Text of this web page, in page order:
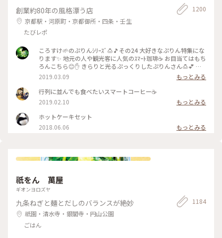
創業約80年の風格漂う店
京都駅・河原町・京都御所・四条・壬生
たびレポ
1200
ころすけ🌱のぷりんｼﾘｰｽﾞ🍮🎵その24 大好きなぷりん特集にな
ります✨ 地元の人や観光客に人気のｽﾏｰﾄ珈琲☕️ お目当てはもち
ろんこちら😊✋ きらりと光るぷっくりしたぷりんさん🍮💕 固
めで卵を感じる昔ながらのお味です😊ｶﾗﾒﾙｿｰｽはとても優しく
苦味がなくて美味しかった～(*´∀｀*)🎶 ｶﾞﾗｽのお皿もお店の
昭和ﾚﾄﾛな雰囲気にぴったり合っていました💓たまごｻﾝﾄﾞもﾎｯﾄ
ｹｰｷも美味しくて京都に来たらおすすめな喫茶店です🍴 #スマ
ート珈琲 #ぷりん #プリン #昔ながら #光る #レトロ #昭和レト
ロ #喫茶店 #お目当て #自家製 #京都 #ぷりんシリーズ
2019.03.09
もっとみる
行列に並んでも食べたいスマートコーヒー☕️
2019.02.10
もっとみる
ホットケーキセット
2018.06.06
もっとみる
祇をん 萬屋
ギオンヨロズヤ
九条ねぎと麺とだしのバランスが絶妙
祇園・清水寺・銀閣寺・円山公園
ごはん
1184